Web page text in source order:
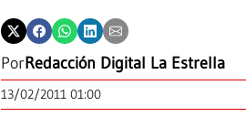
PorRedacción Digital La Estrella
13/02/2011 01:00